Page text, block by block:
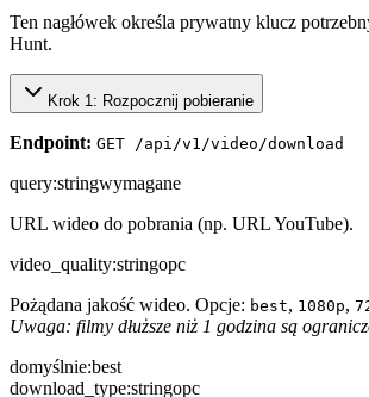
Ten nagłówek określa prywatny klucz
Hunt.
Krok 1: Rozpocznij pobieranie
Endpoint: GET /api/v1/video/download
query:stringwymagane
URL wideo do pobrania (np. URL YouTube).
video_quality:stringopc
Pożądana jakość wideo. Opcje: best, 1080p,
Uwaga: filmy dłuższe niż 1 godzina są
domyślnie:best
download_type:stringopc